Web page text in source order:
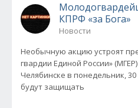
КПРФ «за Бога»
Новости
Необычную акцию устроят
гвардии Единой России»
Челябинске в понедельник,
будут защищать